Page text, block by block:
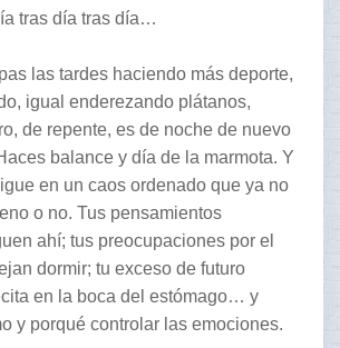
tras día tras día…
las tardes haciendo más deporte,
igual enderezando plátanos,
de repente, es de noche de nuevo
balance y día de la marmota. Y
en un caos ordenado que ya no
o no. Tus pensamientos
ahí; tus preocupaciones por el
dormir; tu exceso de futuro
en la boca del estómago… y
y porqué controlar las emociones.